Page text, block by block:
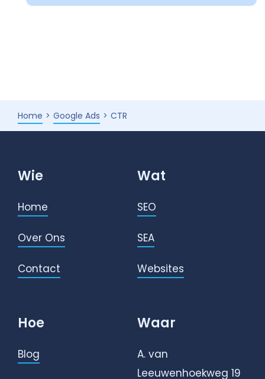
Home Google Ads CTR
Wie
Home
Over Ons
Contact
Wat
SEO
SEA
Websites
Hoe
Blog
Waar
A. van
Leeuwenhoekweg 19